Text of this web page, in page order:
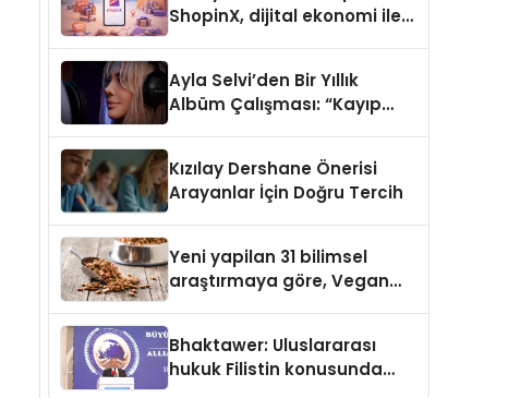
ShopinX, dijital ekonomi ile
Ayla Selvi’den Bir Yıllık
Albüm Çalışması: “Kayıp
Kızılay Dershane Önerisi
Arayanlar İçin Doğru Tercih
Yeni yapilan 31 bilimsel
araştırmaya göre, Vegan
Sindirildiğini Ortaya Koydu
Bhaktawer: Uluslararası
hukuk Filistin konusunda